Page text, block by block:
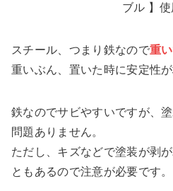
ブル 】使
スチール、つまり 鉄なので重い
重いぶん、 置いた時に安定性
鉄なのでサビやすいですが、
問題ありません。
ただし、キズなどで塗装が剥
ともあるので注意が必要です。